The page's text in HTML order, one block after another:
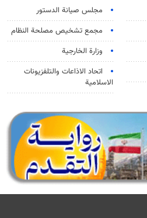
مجلس صيانة الدستور
مجمع تشخيص مصلحة النظام
وزارة الخارجية
اتحاد الاذاعات والتلفزيونات
الاسلامية